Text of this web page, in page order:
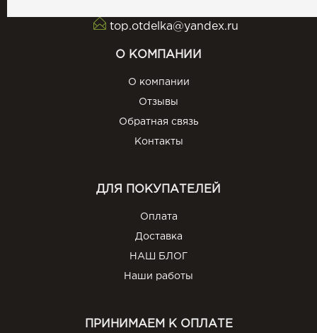
top.otdelka@yandex.ru
О КОМПАНИИ
О компании
Отзывы
Обратная связь
Контакты
ДЛЯ ПОКУПАТЕЛЕЙ
Оплата
Доставка
НАШ БЛОГ
Наши работы
ПРИНИМАЕМ К ОПЛАТЕ